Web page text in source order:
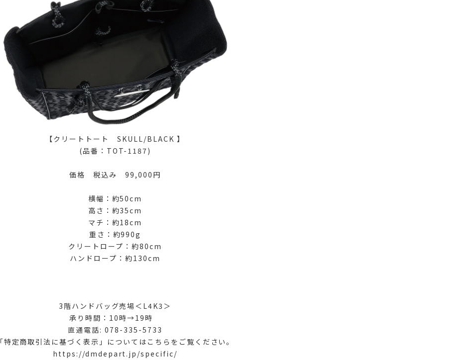
【クリートトート SKULL/BLACK 】
(品番：TOT-1187)
価格 税込み 99,000円
横幅：約50cm
高さ：約35cm
マチ：約18cm
重さ：約990g
クリートロープ：約80cm
ハンドロープ：約130cm
3階ハンドバッグ売場＜L4K3＞
承り時間：10時→19時
直通電話: 078-335-5733
「特定商取引法に基づく表示」についてはこちらをご覧ください。
https://dmdepart.jp/specific/